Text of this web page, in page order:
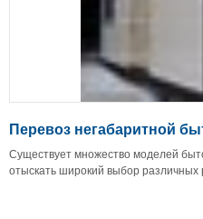
Перевоз негабаритной
Существует множество моделей
отыскать широкий выбор различных